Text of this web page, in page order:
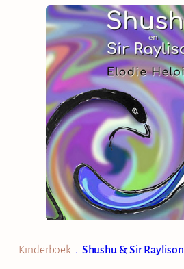
Kinderboek • Shushu & Sir Raylison